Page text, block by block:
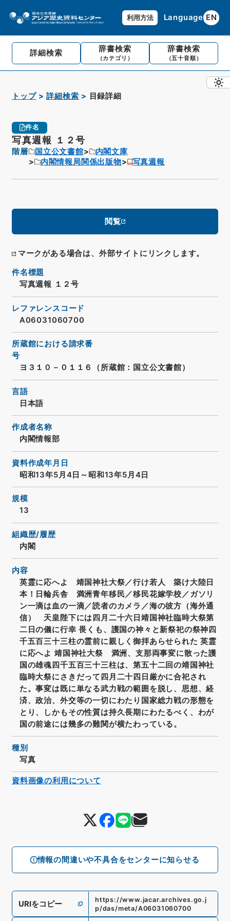
利用方法 Language EN
詳細検索 辞書検索
（カテゴリ）
辞書検索
（五十音順）
トップ 詳細検索 目録詳細
件名
写真週報 １２号
階層 国立公文書館
内閣文庫
内閣情報局関係出版物
写真週報
閲覧
マークがある場合は、外部サイトにリンクします。
情報の間違いや不具合をセンターに知らせる
件名標題
写真週報 １２号
レファレンスコード
A06031060700
所蔵館における請求番
号
ヨ３１０－０１１６（所蔵館：国立公文書館）
言語
日本語
作成者名称
内閣情報部
資料作成年月日
昭和13年5月4日～昭和13年5月4日
規模
13
組織歴/履歴
内閣
内容
英霊に応へよ 靖国神社大祭／行け若人 築け大陸日
本！日輪兵舎 満洲青年移民／移民花嫁学校／ガソリ
ン一滴は血の一滴／読者のカメラ／海の彼方（海外通
信） 天皇陛下には四月二十六日靖国神社臨時大祭第
二日の儀に行幸 畏くも、護国の神々と新祭祀の祭神四
千五百三十三柱の霊前に親しく御拝あらせられた 英霊
に応へよ 靖国神社大祭 満洲、支那両事変に散った護
国の雄魂四千五百三十三柱は、第五十二回の靖国神社
臨時大祭にさきだって四月二十四日厳かに合祀され
た。事変は既に単なる武力戦の範囲を脱し、思想、経
済、政治、外交等の一切にわたり国家総力戦の形態を
とり、しかもその性質は持久長期にわたるべく、わが
国の前途には幾多の難関が横たわっている。
種別
写真
URIをコピー
https://www.jacar.archives.go.j
p/das/meta/A06031060700
資料画像の利用について